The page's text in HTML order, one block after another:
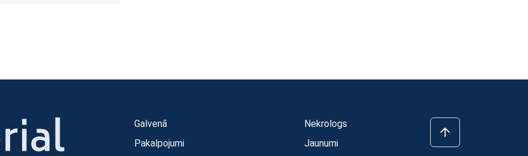
Galvenā
Pakalpojumi
Nekrologs
Jaunumi